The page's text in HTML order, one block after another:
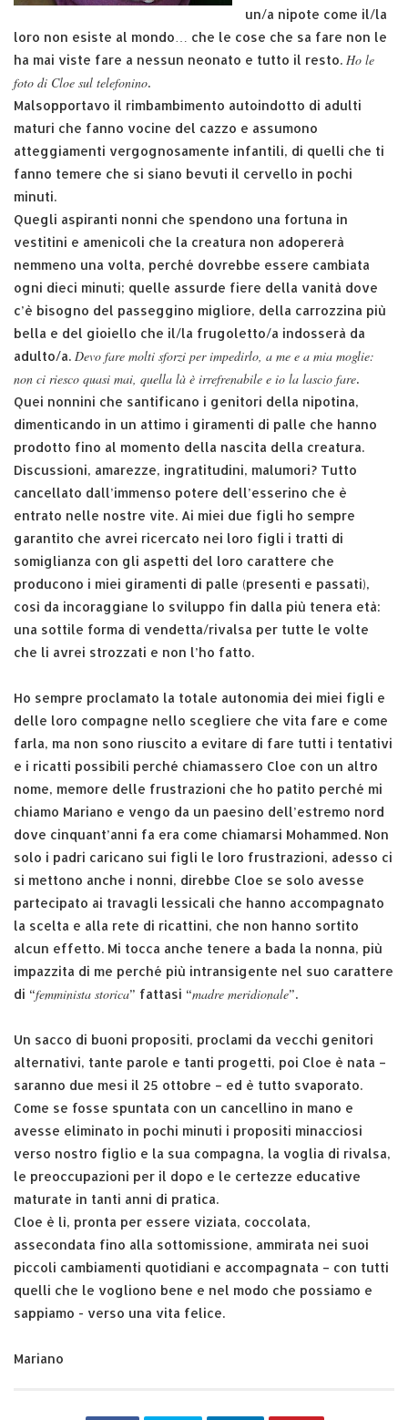
un/a nipote come il/la
loro non esiste al mondo… che le cose che sa fare non le
ha mai viste fare a nessun neonato e tutto il resto. Ho le
foto di Cloe sul telefonino.
Malsopportavo il rimbambimento autoindotto di adulti
maturi che fanno vocine del cazzo e assumono
atteggiamenti vergognosamente infantili, di quelli che ti
fanno temere che si siano bevuti il cervello in pochi
minuti.
Quegli aspiranti nonni che spendono una fortuna in
vestitini e amenicoli che la creatura non adopererà
nemmeno una volta, perché dovrebbe essere cambiata
ogni dieci minuti; quelle assurde fiere della vanità dove
c’è bisogno del passeggino migliore, della carrozzina più
bella e del gioiello che il/la frugoletto/a indosserà da
adulto/a. Devo fare molti sforzi per impedirlo, a me e a mia moglie:
non ci riesco quasi mai, quella là è irrefrenabile e io la lascio fare.
Quei nonnini che santificano i genitori della nipotina,
dimenticando in un attimo i giramenti di palle che hanno
prodotto fino al momento della nascita della creatura.
Discussioni, amarezze, ingratitudini, malumori? Tutto
cancellato dall’immenso potere dell’esserino che è
entrato nelle nostre vite. Ai miei due figli ho sempre
garantito che avrei ricercato nei loro figli i tratti di
somiglianza con gli aspetti del loro carattere che
producono i miei giramenti di palle (presenti e passati),
così da incoraggiane lo sviluppo fin dalla più tenera età:
una sottile forma di vendetta/rivalsa per tutte le volte
che li avrei strozzati e non l’ho fatto.
Ho sempre proclamato la totale autonomia dei miei figli e
delle loro compagne nello scegliere che vita fare e come
farla, ma non sono riuscito a evitare di fare tutti i tentativi
e i ricatti possibili perché chiamassero Cloe con un altro
nome, memore delle frustrazioni che ho patito perché mi
chiamo Mariano e vengo da un paesino dell’estremo nord
dove cinquant’anni fa era come chiamarsi Mohammed. Non
solo i padri caricano sui figli le loro frustrazioni, adesso ci
si mettono anche i nonni, direbbe Cloe se solo avesse
partecipato ai travagli lessicali che hanno accompagnato
la scelta e alla rete di ricattini, che non hanno sortito
alcun effetto. Mi tocca anche tenere a bada la nonna, più
impazzita di me perché più intransigente nel suo carattere
di “femminista storica” fattasi “madre meridionale”.
Un sacco di buoni propositi, proclami da vecchi genitori
alternativi, tante parole e tanti progetti, poi Cloe è nata –
saranno due mesi il 25 ottobre – ed è tutto svaporato.
Come se fosse spuntata con un cancellino in mano e
avesse eliminato in pochi minuti i propositi minacciosi
verso nostro figlio e la sua compagna, la voglia di rivalsa,
le preoccupazioni per il dopo e le certezze educative
maturate in tanti anni di pratica.
Cloe è lì, pronta per essere viziata, coccolata,
assecondata fino alla sottomissione, ammirata nei suoi
piccoli cambiamenti quotidiani e accompagnata – con tutti
quelli che le vogliono bene e nel modo che possiamo e
sappiamo - verso una vita felice.
Mariano